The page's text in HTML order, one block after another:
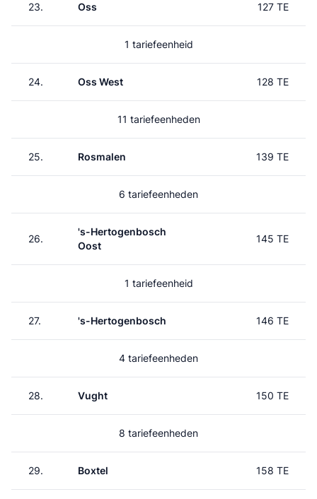
23. Oss 127 TE
1 tariefeenheid
24. Oss West 128 TE
11 tariefeenheden
25. Rosmalen 139 TE
6 tariefeenheden
26.
's-Hertogenbosch
Oost
145 TE
1 tariefeenheid
27. 's-Hertogenbosch 146 TE
4 tariefeenheden
28. Vught 150 TE
8 tariefeenheden
29. Boxtel 158 TE